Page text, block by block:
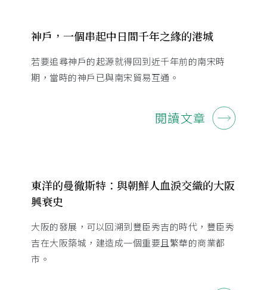
神戶，一個串起中日間千年之緣的港城
若要追尋神戶的起源就得回到近千年前的南宋時
期，當時的神戶已與南宋貿易互通。
閱讀文章
東洋的曼徹斯特：與朝鮮人血淚交織的大阪
興衰史
大阪的發展，可以回溯到豐臣秀吉的時代，豐臣秀
吉在大阪築城，建造成一個重要且繁華的商業都
市。